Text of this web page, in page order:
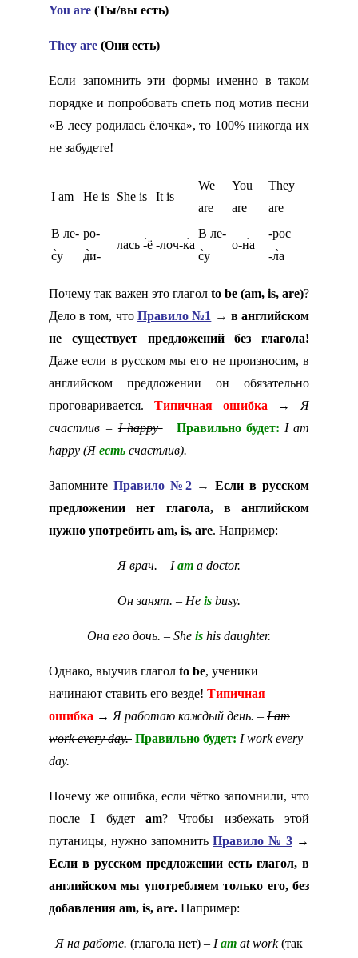
You are (Ты/вы есть)
They are (Они есть)
Если запомнить эти формы именно в таком
порядке и попробовать спеть под мотив песни
«В лесу родилась ёлочка», то 100% никогда их
не забудете!
I am He is She is It is
We
are
You
are
They
are
В ле-
с̀у
ро-
д̀и-
лась -̀ё -лоч-к̀а
В ле-
с̀у
о-н̀а
-рос
-л̀а
Почему так важен это глагол to be (am, is, are)?
Дело в том, что Правило №1 → в английском
не существует предложений без глагола!
Даже если в русском мы его не произносим, в
английском предложении он обязательно
проговаривается.
Типичная ошибка → Я
счастлив =Ihappy Правильно будет: I am
happy (Я есть счастлив).
Запомните Правило №2 →Если в русском
предложении нет глагола, в английском
нужно употребить am, is, are. Например:
Я врач. – I am a doctor.
Он занят. – He is busy.
Она его дочь. – She is his daughter.
Однако, выучив глагол to be, ученики
начинают ставить его везде! Типичная
ошибка → Я работаю каждый день. – Iam
workeveryday. Правильно будет: I work every
day.
Почему же ошибка, если чётко запомнили, что
после I будетam? Чтобы избежать этой
путаницы, нужно запомнить Правило № 3 →
Если в русском предложении есть глагол, в
английском мы употребляем только его, без
добавления am, is, are. Например:
Я на работе. (глагола нет) – I am at work(так